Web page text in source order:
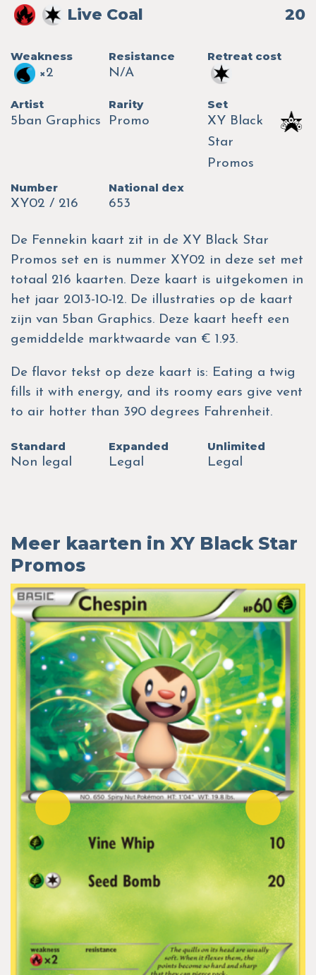
Live Coal
20
Weakness
×2
Resistance
N/A
Retreat cost
Artist
5ban Graphics
Rarity
Promo
Set
XY Black
Star
Promos
Number
XY02 / 216
National dex
653
De Fennekin kaart zit in de XY Black Star
Promos set en is nummer XY02 in deze set met
totaal 216 kaarten. Deze kaart is uitgekomen in
het jaar 2013-10-12. De illustraties op de kaart
zijn van 5ban Graphics. Deze kaart heeft een
gemiddelde marktwaarde van € 1.93.
De flavor tekst op deze kaart is: Eating a twig
fills it with energy, and its roomy ears give vent
to air hotter than 390 degrees Fahrenheit.
Standard
Non legal
Expanded
Legal
Unlimited
Legal
Meer kaarten in XY Black Star
Promos